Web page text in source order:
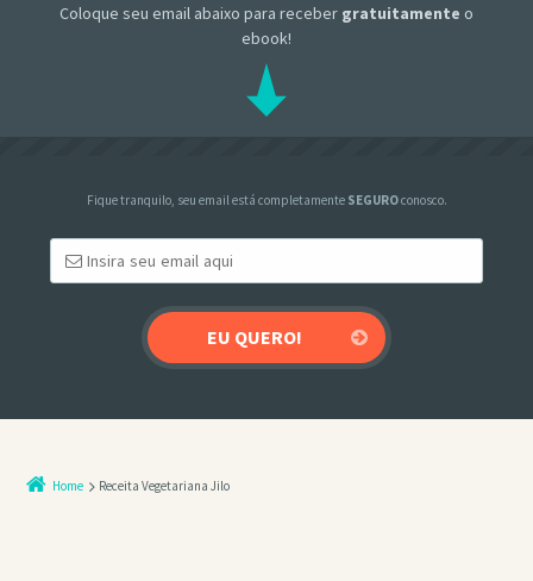
Coloque seu email abaixo para receber gratuitamente o
ebook!
Fique tranquilo, seu email está completamente SEGUROconosco.
Home Receita Vegetariana Jilo